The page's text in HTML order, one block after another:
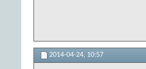
2014-04-24, 10:57